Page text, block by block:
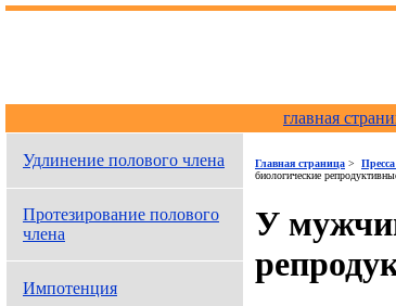
главная
Удлинение полового члена
Протезирование полового
члена
Импотенция
Главная страница >
биологические
У